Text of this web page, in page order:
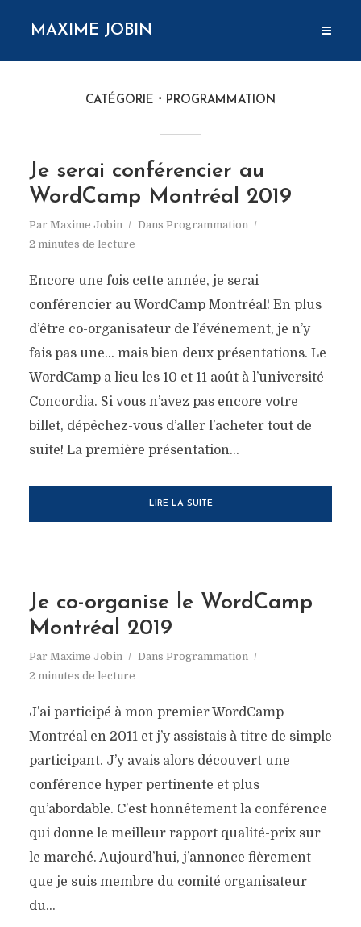
MAXIME JOBIN
CATÉGORIE PROGRAMMATION
Je serai conférencier au
WordCamp Montréal 2019
Par Maxime Jobin Dans Programmation
2 minutes de lecture
Encore une fois cette année, je serai
conférencier au WordCamp Montréal! En plus
d’être co-organisateur de l’événement, je n’y
fais pas une… mais bien deux présentations. Le
WordCamp a lieu les 10 et 11 août à l’université
Concordia. Si vous n’avez pas encore votre
billet, dépêchez-vous d’aller l’acheter tout de
suite! La première présentation...
LIRE LA SUITE
Je co-organise le WordCamp
Montréal 2019
Par Maxime Jobin Dans Programmation
2 minutes de lecture
J’ai participé à mon premier WordCamp
Montréal en 2011 et j’y assistais à titre de simple
participant. J’y avais alors découvert une
conférence hyper pertinente et plus
qu’abordable. C’est honnêtement la conférence
qui donne le meilleur rapport qualité-prix sur
le marché. Aujourd’hui, j’annonce fièrement
que je suis membre du comité organisateur
du...